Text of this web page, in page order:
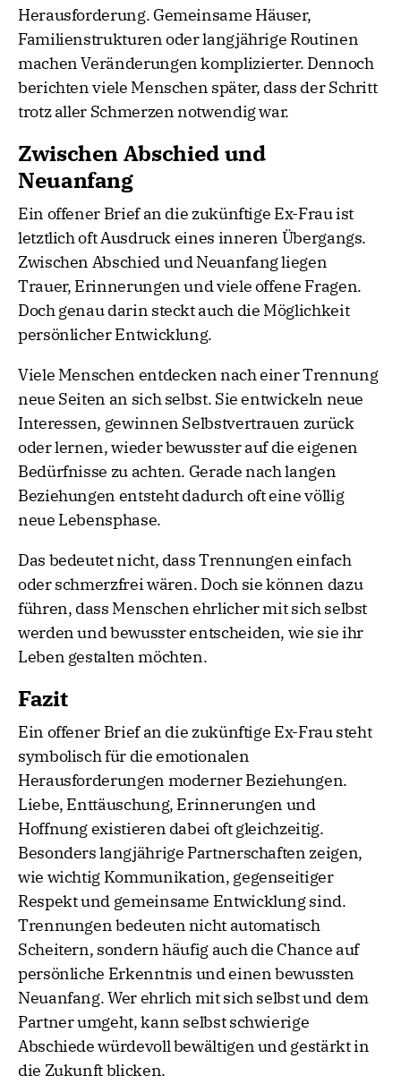
Herausforderung. Gemeinsame Häuser,
Familienstrukturen oder langjährige Routinen
machen Veränderungen komplizierter. Dennoch
berichten viele Menschen später, dass der Schritt
trotz aller Schmerzen notwendig war.
Zwischen Abschied und
Neuanfang
Ein offener Brief an die zukünftige Ex-Frau ist
letztlich oft Ausdruck eines inneren Übergangs.
Zwischen Abschied und Neuanfang liegen
Trauer, Erinnerungen und viele offene Fragen.
Doch genau darin steckt auch die Möglichkeit
persönlicher Entwicklung.
Viele Menschen entdecken nach einer Trennung
neue Seiten an sich selbst. Sie entwickeln neue
Interessen, gewinnen Selbstvertrauen zurück
oder lernen, wieder bewusster auf die eigenen
Bedürfnisse zu achten. Gerade nach langen
Beziehungen entsteht dadurch oft eine völlig
neue Lebensphase.
Das bedeutet nicht, dass Trennungen einfach
oder schmerzfrei wären. Doch sie können dazu
führen, dass Menschen ehrlicher mit sich selbst
werden und bewusster entscheiden, wie sie ihr
Leben gestalten möchten.
Fazit
Ein offener Brief an die zukünftige Ex-Frau steht
symbolisch für die emotionalen
Herausforderungen moderner Beziehungen.
Liebe, Enttäuschung, Erinnerungen und
Hoffnung existieren dabei oft gleichzeitig.
Besonders langjährige Partnerschaften zeigen,
wie wichtig Kommunikation, gegenseitiger
Respekt und gemeinsame Entwicklung sind.
Trennungen bedeuten nicht automatisch
Scheitern, sondern häufig auch die Chance auf
persönliche Erkenntnis und einen bewussten
Neuanfang. Wer ehrlich mit sich selbst und dem
Partner umgeht, kann selbst schwierige
Abschiede würdevoll bewältigen und gestärkt in
die Zukunft blicken.